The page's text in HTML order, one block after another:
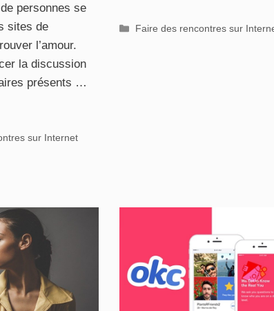
personnes se
sites de
l’amour.
la discussion
présents …
sur Internet
Catégories
Faire des rencontres sur